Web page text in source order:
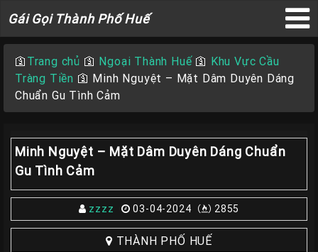
Gái Gọi Thành Phố Huế
Gái
Phố
Huế
×
Trang
Chủ
Gái
gọi
🛐 Trang chủ 🛐 Ngoại Thành Huế🛐 Khu Vực Cầu
Tràng Tiền 🛐 Minh Nguyệt – Mặt Dâm Duyên Dáng
Chuẩn Gu Tình Cảm
Minh Nguyệt – Mặt Dâm Duyên Dáng Chuẩn
Gu Tình Cảm
zzzz 03-04-2024 2855
THÀNH PHỐ HUẾ